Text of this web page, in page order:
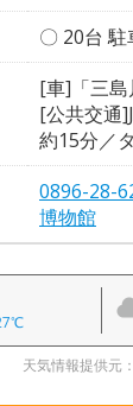
〇 20台
[車]「三島
[公共交通
約15分／
0896-28-
博物館
天気情報提供元